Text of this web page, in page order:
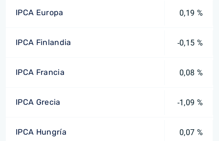
IPCA Europa 0,19 %
IPCA Finlandia -0,15 %
IPCA Francia 0,08 %
IPCA Grecia -1,09 %
IPCA Hungría 0,07 %